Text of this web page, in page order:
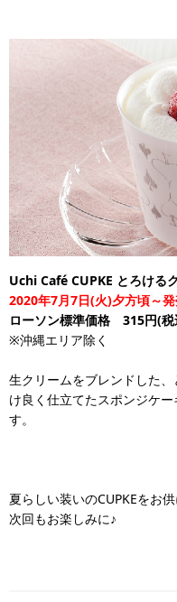
Uchi Café CUPKE とろける
2020年7月7日(火)夕方頃～発
ローソン標準価格 315円(税
※沖縄エリア除く
生クリームをブレンドした
け良く仕立てたスポンジケ
す。
夏らしい装いのCUPKEをお
次回もお楽しみに♪